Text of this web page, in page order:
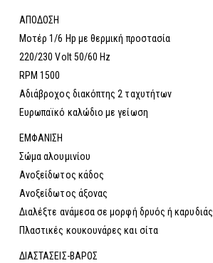
ΑΠΟΔΟΣΗ
Μοτέρ 1/6 Hp με θερμική προστασία
220/230 Volt 50/60 Hz
RPM 1500
Αδιάβροχος διακόπτης 2 ταχυτήτων
Ευρωπαϊκό καλώδιο με γείωση
ΕΜΦΑΝΙΣΗ
Σώμα αλουμινίου
Ανοξείδωτος κάδος
Ανοξείδωτος άξονας
Διαλέξτε ανάμεσα σε μορφή δρυός ή καρυδιάς
Πλαστικές κουκουνάρες και σίτα
ΔΙΑΣΤΑΣΕΙΣ-ΒΑΡΟΣ